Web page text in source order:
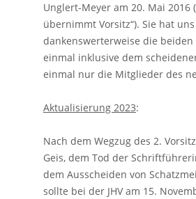
Unglert-Meyer am 20. Mai 2016
übernimmt Vorsitz“). Sie hat uns
dankenswerterweise die
einmal inklusive dem
einmal nur die Mitglieder des
Aktualisierung 2023:
Nach dem Wegzug des 2.
Geis, dem Tod der
dem Ausscheiden von
sollte bei der JHV am 15.